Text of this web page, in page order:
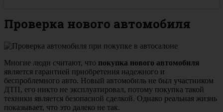
Проверка нового автомобиля
Многие люди считают, что покупка нового автомобиля
является гарантией приобретения надежного и
беспроблемного авто. Новый автомобиль не был участником
ДТП, его никто не эксплуатировал, потому покупка такой
техники является безопасной сделкой. Однако реальная жизнь
показывает, что это далеко не так.